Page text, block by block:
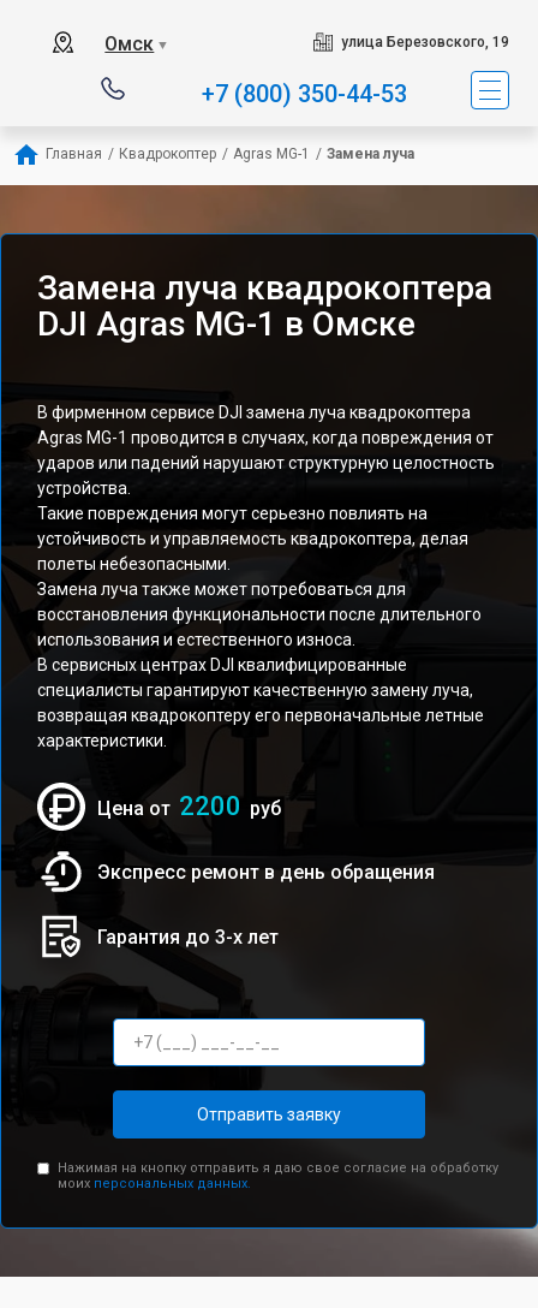
Омск ▼ улица Березовского, 19
+7 (800) 350-44-53
Главная / Квадрокоптер / Agras MG-1 / Замена луча
Замена луча квадрокоптера
DJI Agras MG-1 в Омске
В фирменном сервисе DJI замена луча квадрокоптера
Agras MG-1 проводится в случаях, когда повреждения от
ударов или падений нарушают структурную целостность
устройства.
Такие повреждения могут серьезно повлиять на
устойчивость и управляемость квадрокоптера, делая
полеты небезопасными.
Замена луча также может потребоваться для
восстановления функциональности после длительного
использования и естественного износа.
В сервисных центрах DJI квалифицированные
специалисты гарантируют качественную замену луча,
возвращая квадрокоптеру его первоначальные летные
характеристики.
Цена от 2200 руб
Экспресс ремонт в день обращения
Гарантия до 3-х лет
Отправить заявку
Нажимая на кнопку отправить я даю свое согласие на обработку
моих персональных данных.